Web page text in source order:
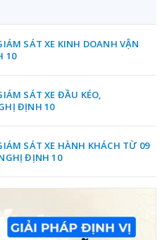
SÁT XE KINH DOANH VẬN
10
SÁT XE ĐẦU KÉO,
ĐỊNH 10
SÁT XE HÀNH KHÁCH TỪ 09
ĐỊNH 10